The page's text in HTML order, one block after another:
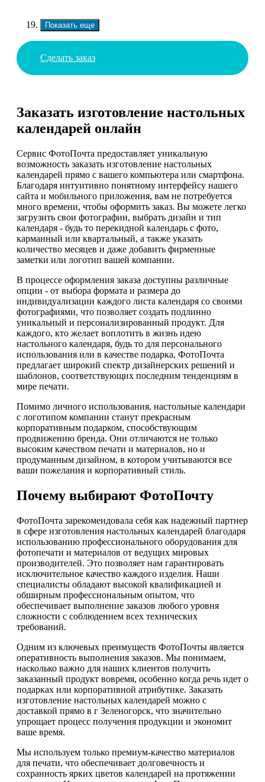
Показать еще
Сделать заказ
Заказать изготовление настольных
календарей онлайн
Сервис ФотоПочта предоставляет уникальную
возможность заказать изготовление настольных
календарей прямо с вашего компьютера или смартфона.
Благодаря интуитивно понятному интерфейсу нашего
сайта и мобильного приложения, вам не потребуется
много времени, чтобы оформить заказ. Вы можете легко
загрузить свои фотографии, выбрать дизайн и тип
календаря - будь то перекидной календарь с фото,
карманный или квартальный, а также указать
количество месяцев и даже добавить фирменные
заметки или логотип вашей компании.
В процессе оформления заказа доступны различные
опции - от выбора формата и размера до
индивидуализации каждого листа календаря со своими
фотографиями, что позволяет создать подлинно
уникальный и персонализированный продукт. Для
каждого, кто желает воплотить в жизнь идею
настольного календаря, будь то для персонального
использования или в качестве подарка, ФотоПочта
предлагает широкий спектр дизайнерских решений и
шаблонов, соответствующих последним тенденциям в
мире печати.
Помимо личного использования, настольные календари
с логотипом компании станут прекрасным
корпоративным подарком, способствующим
продвижению бренда. Они отличаются не только
высоким качеством печати и материалов, но и
продуманным дизайном, в котором учитываются все
ваши пожелания и корпоративный стиль.
Почему выбирают ФотоПочту
ФотоПочта зарекомендовала себя как надежный партнер
в сфере изготовления настольных календарей благодаря
использованию профессионального оборудования для
фотопечати и материалов от ведущих мировых
производителей. Это позволяет нам гарантировать
исключительное качество каждого изделия. Наши
специалисты обладают высокой квалификацией и
обширным профессиональным опытом, что
обеспечивает выполнение заказов любого уровня
сложности с соблюдением всех технических
требований.
Одним из ключевых преимуществ ФотоПочты является
оперативность выполнения заказов. Мы понимаем,
насколько важно для наших клиентов получить
заказанный продукт вовремя, особенно когда речь идет о
подарках или корпоративной атрибутике. Заказать
изготовление настольных календарей можно с
доставкой прямо в г Зеленогорск, что значительно
упрощает процесс получения продукции и экономит
ваше время.
Мы используем только премиум-качество материалов
для печати, что обеспечивает долговечность и
сохранность ярких цветов календарей на протяжении